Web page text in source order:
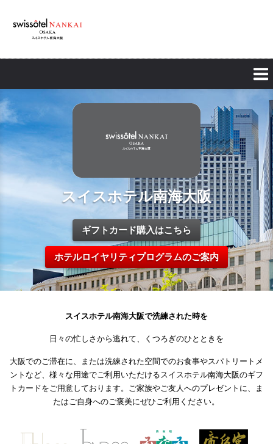
main
スイスホテル南海大阪
ギフトカード購入はこちら
ホテルロイヤリティプログラムのご案内
スイスホテル南海大阪で洗練された時を
日々の忙しさから逃れて、くつろぎのひとときを
大阪でのご滞在に、または洗練された空間でのお食事やスパトリートメ
ントなど、様々な用途でご利用いただけるスイスホテル南海大阪のギフ
トカードをご用意しております。ご家族やご友人へのプレゼントに、ま
たはご自身へのご褒美にぜひご利用ください。